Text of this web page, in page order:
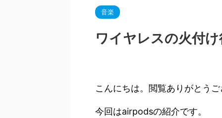
音楽
ワイヤレスの火付
こんにちは。閲覧ありがとう
今回はairpodsの紹介です。